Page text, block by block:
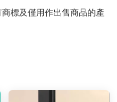
標及僅用作出售商品的產